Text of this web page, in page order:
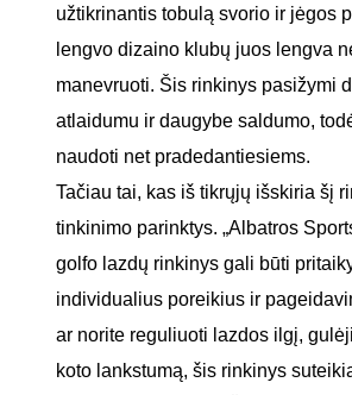
užtikrinantis tobulą svorio ir jėgos
lengvo dizaino klubų juos lengva
manevruoti. Šis rinkinys pasižymi
atlaidumu ir daugybe saldumo,
naudoti net pradedantiesiems.
Tačiau tai, kas iš tikrųjų išskiria šį
tinkinimo parinktys. „Albatros
golfo lazdų rinkinys gali būti
individualius poreikius ir
ar norite reguliuoti lazdos ilgį,
koto lankstumą, šis rinkinys